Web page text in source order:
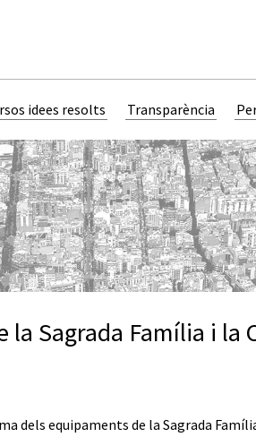
idees resolts Transparència
la Sagrada Família i la
dels equipaments de la Sagrada